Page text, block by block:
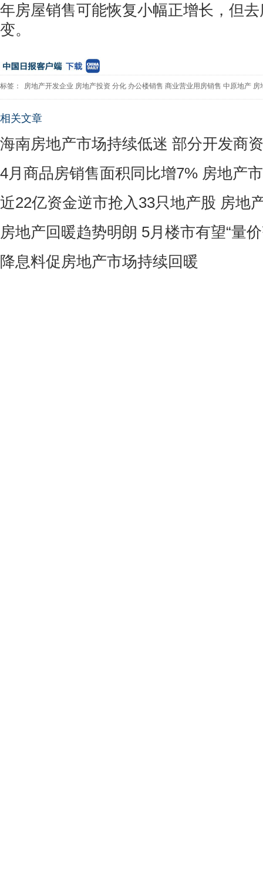
年房屋销售可能恢复小幅正增长，但
变。
标签： 房地产开发企业 房地产投资 分化 办公楼销售 商业营业用房销售 中原地产 房
相关文章
海南房地产市场持续低迷 部分开发商
4月商品房销售面积同比增7% 房地产
近22亿资金逆市抢入33只地产股 房地
房地产回暖趋势明朗 5月楼市有望“量
降息料促房地产市场持续回暖